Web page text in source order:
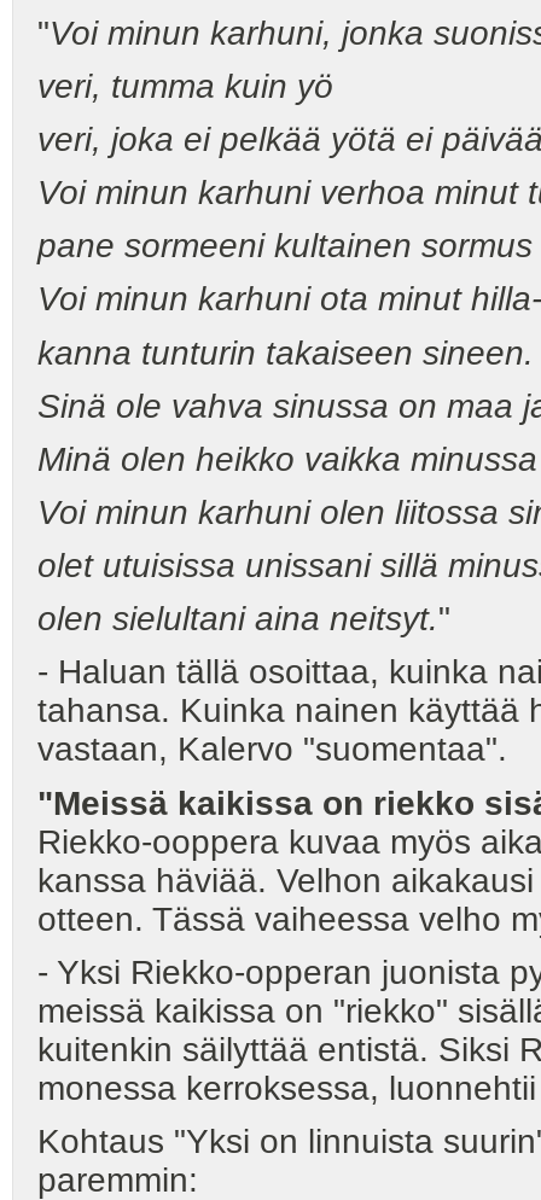
"Voi minun karhuni, jonka
veri, tumma kuin yö
veri, joka ei pelkää yötä ei
Voi minun karhuni verhoa minut
pane sormeeni kultainen
Voi minun karhuni ota minut
kanna tunturin takaiseen sineen.
Sinä ole vahva sinussa on maa
Minä olen heikko vaikka
Voi minun karhuni olen liitossa
olet utuisissa unissani sillä
olen sielultani aina neitsyt."
- Haluan tällä osoittaa, kuinka
tahansa. Kuinka nainen käyttää
vastaan, Kalervo "suomentaa".
"Meissä kaikissa on riekko
Riekko-ooppera kuvaa myös
kanssa häviää. Velhon
otteen. Tässä vaiheessa velho
- Yksi Riekko-opperan juonista
meissä kaikissa on "riekko"
kuitenkin säilyttää entistä. Siksi
monessa kerroksessa,
Kohtaus "Yksi on linnuista
paremmin: